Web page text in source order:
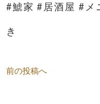
#鯱家 #居酒屋 #メ
き
前の投稿へ